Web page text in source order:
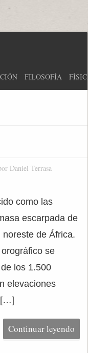
FILOSOFÍA
Daniel Terrasa
como las
escarpada de
de África.
se
los 1.500
elevaciones
[…]
Continuar leyendo